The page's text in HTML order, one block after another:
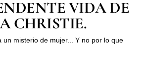
VIDA DE
CHRISTIE.
un misterio de mujer... Y no por lo que